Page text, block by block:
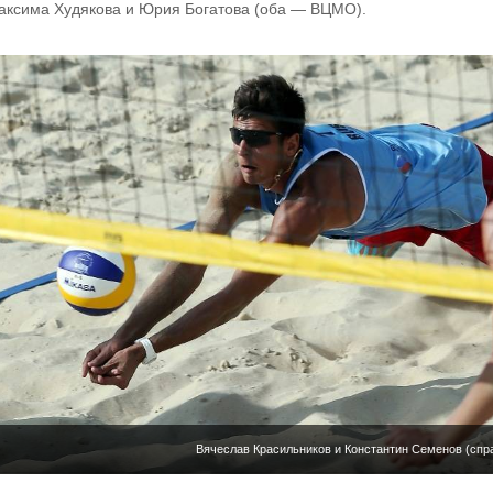
Худякова и Юрия Богатова (оба — ВЦМО).
Вячеслав Красильников и Константин Семенов